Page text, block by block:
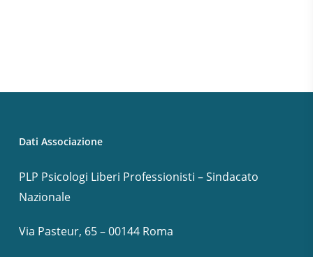
Dati Associazione
PLP Psicologi Liberi Professionisti – Sindacato
Nazionale
Via Pasteur, 65 – 00144 Roma